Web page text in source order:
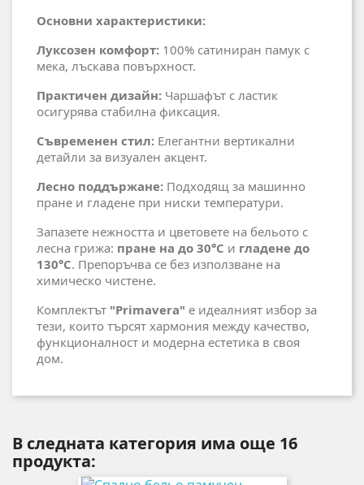
Основни характеристики:
Луксозен комфорт: 100% сатиниран памук с
мека, лъскава повърхност.
Практичен дизайн: Чаршафът с ластик
осигурява стабилна фиксация.
Съвременен стил: Елегантни вертикални
детайли за визуален акцент.
Лесно поддържане: Подходящ за машинно
пране и гладене при ниски температури.
Запазете нежността и цветовете на бельото с
лесна грижа: пране на до 30°C и гладене до
130°C. Препоръчва се без използване на
химическо чистене.
Комплектът "Primavera" е идеалният избор за
тези, които търсят хармония между качество,
функционалност и модерна естетика в своя
дом.
В следната категория има още 16
продукта: